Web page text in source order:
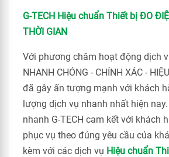
G-TECH Hiệu chuẩn Thiết bị ĐO
THỜI GIAN
Với phương châm hoạt động dịch
NHANH CHÓNG - CHÍNH XÁC -
đã gây ấn tượng mạnh với khách
lượng dịch vụ nhanh nhất hiện
nhanh G-TECH cam kết với khách
phục vụ theo đúng yêu cầu của
kèm với các dịch vụ Hiệu chuẩn